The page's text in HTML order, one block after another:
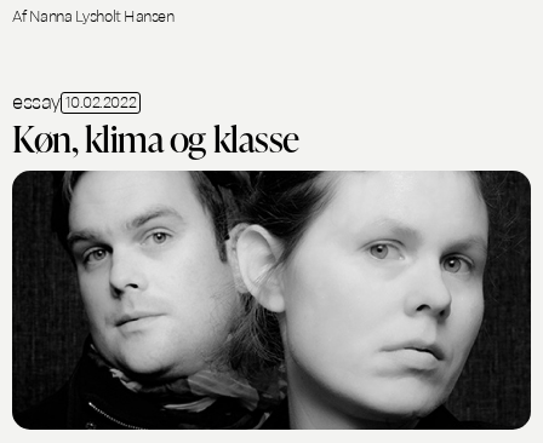
Af Nanna Lysholt Hansen
essay 10.02.2022
Køn, klima og klasse